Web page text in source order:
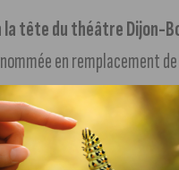
la tête du théâtre Dijon-
en remplacement
de la culture. La
prendra ses fonctions le